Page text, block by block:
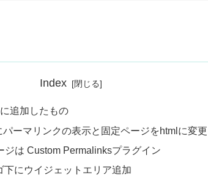
Index
追加したもの
パーマリンクの表示と固定ページをhtmlに変更
ジは Custom Permalinksプラグイン
下にウイジェットエリア追加